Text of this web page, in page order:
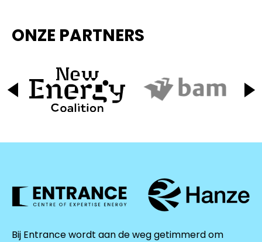
ONZE PARTNERS
Bij Entrance wordt aan de weg getimmerd om